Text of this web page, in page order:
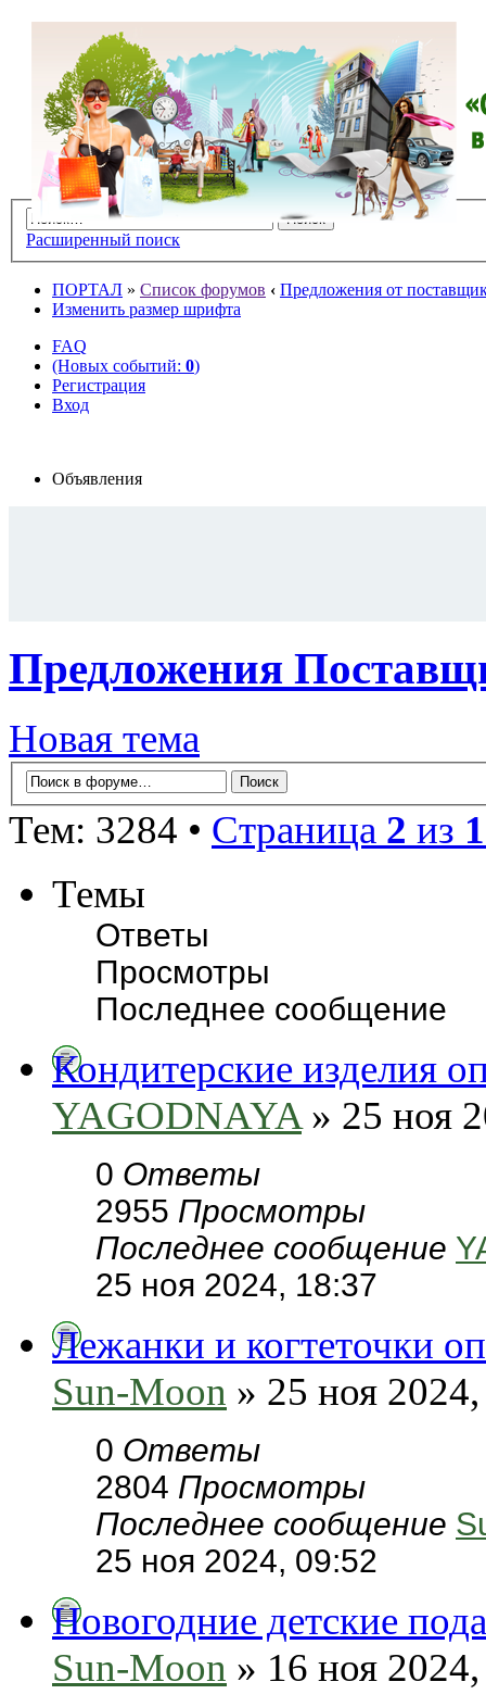
Расширенный поиск
ПОРТАЛ » Список форумов ‹ Предложения от
Изменить размер шрифта
FAQ
(Новых событий: 0)
Регистрация
Вход
Объявления
Предложения
Новая тема
Тем: 3284 • Страница 2 из
Темы
Ответы
Просмотры
Последнее сообщение
Кондитерские изделия
YAGODNAYA» 25 ноя
0 Ответы
2955 Просмотры
Последнее сообщение
25 ноя 2024, 18:37
Лежанки и когтеточки
Sun-Moon » 25 ноя
0 Ответы
2804 Просмотры
Последнее сообщение
25 ноя 2024, 09:52
Новогодние детские
Sun-Moon » 16 ноя